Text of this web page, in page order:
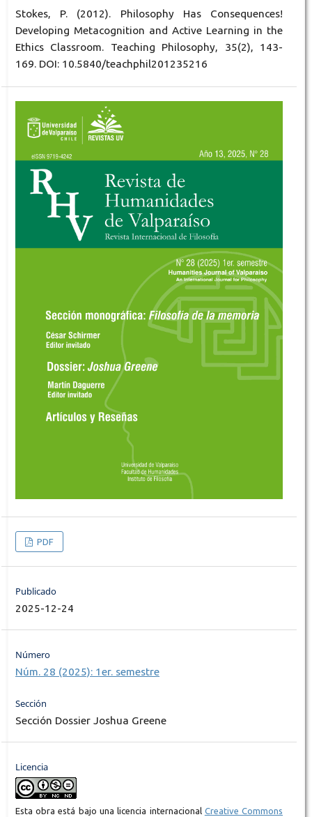
Stokes, P. (2012). Philosophy Has Consequences!
Developing Metacognition and Active Learning in the
Ethics Classroom. Teaching Philosophy, 35(2), 143-
169. DOI: 10.5840/teachphil201235216
PDF
Publicado
2025-12-24
Número
Núm. 28 (2025): 1er. semestre
Sección
Sección Dossier Joshua Greene
Licencia
Esta obra está bajo una licencia internacional Creative Commons